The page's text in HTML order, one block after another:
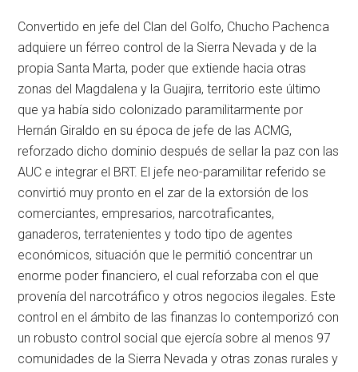
Convertido en jefe del Clan del Golfo, Chucho Pachenca
adquiere un férreo control de la Sierra Nevada y de la
propia Santa Marta, poder que extiende hacia otras
zonas del Magdalena y la Guajira, territorio este último
que ya había sido colonizado paramilitarmente por
Hernán Giraldo en su época de jefe de las ACMG,
reforzado dicho dominio después de sellar la paz con las
AUC e integrar el BRT. El jefe neo-paramilitar referido se
convirtió muy pronto en el zar de la extorsión de los
comerciantes, empresarios, narcotraficantes,
ganaderos, terratenientes y todo tipo de agentes
económicos, situación que le permitió concentrar un
enorme poder financiero, el cual reforzaba con el que
provenía del narcotráfico y otros negocios ilegales. Este
control en el ámbito de las finanzas lo contemporizó con
un robusto control social que ejercía sobre al menos 97
comunidades de la Sierra Nevada y otras zonas rurales y